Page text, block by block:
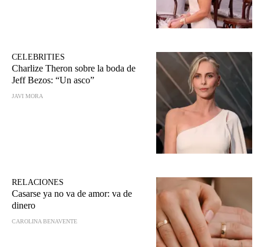
CELEBRITIES
Charlize Theron sobre la boda de
Jeff Bezos: “Un asco”
JAVI MORA
RELACIONES
Casarse ya no va de amor: va de
dinero
CAROLINA BENAVENTE